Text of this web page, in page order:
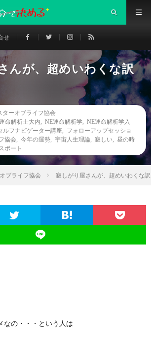
せ
んが、超めいわくな訳
ターオブライフ協会
命解析士大内 NE運命解析学
NE運命解析学入
ルフナビゲーター講座
フォローアップセッショ
協会 今年の運勢 宇宙人生理論 寂しい
昼の時
ポート
ブライフ協会 寂しがり屋さんが、超めいわくな
なの・・・という人は